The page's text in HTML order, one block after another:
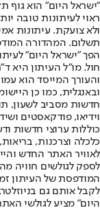
"ישראל היום" הוא גוף
ראוי לעיתונות טובה
ולא צועקת. עיתונות
הפך "ישראל היום"
חול. מו"ל העיתון היא
והעורך המייסד הוא
חדשות מסביב לשעון,
וידיאו, פודקאסטים
כוללות ערוצי חדשות
לאוויר האתר החדש
לספק לגולשים חוויה
המודפסת של העיתון
לקבל אותם גם
היום" מציע לגולשי